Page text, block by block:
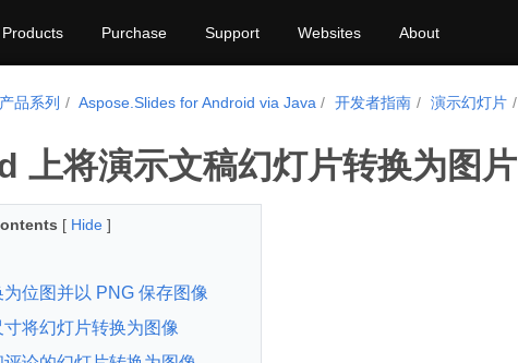
Products Purchase Support Websites About
品系列 Aspose.Slides for Android via Java 开发者指南 演示幻灯片
上将演示文稿幻灯片转换为图片
[ Hide ]
位图并以 PNG 保存图像
将幻灯片转换为图像